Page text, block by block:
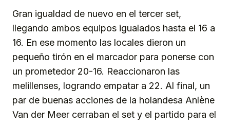
Gran igualdad de nuevo en el tercer set,
llegando ambos equipos igualados hasta el 16 a
16. En ese momento las locales dieron un
pequeño tirón en el marcador para ponerse con
un prometedor 20-16. Reaccionaron las
melillenses, logrando empatar a 22. Al final, un
par de buenas acciones de la holandesa Anlène
Van der Meer cerraban el set y el partido para el